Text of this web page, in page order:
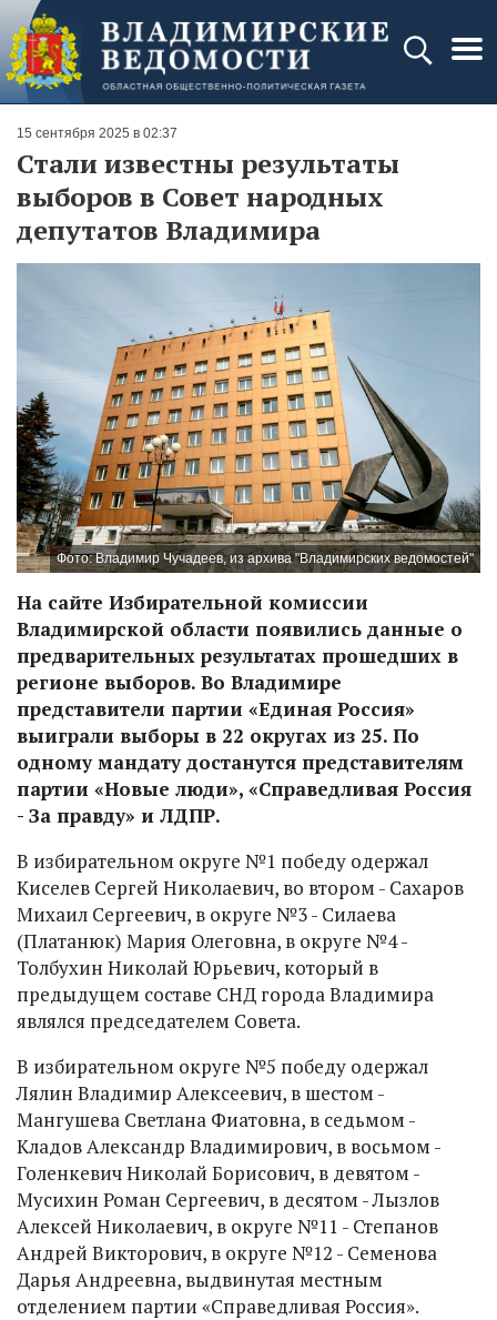
15 сентября 2025 в 02:37
Стали известны результаты
выборов в Совет народных
депутатов Владимира
Фото: Владимир Чучадеев, из архива "Владимирских ведомостей"
На сайте Избирательной комиссии
Владимирской области появились данные о
предварительных результатах прошедших в
регионе выборов. Во Владимире
представители партии «Единая Россия»
выиграли выборы в 22 округах из 25. По
одному мандату достанутся представителям
партии «Новые люди», «Справедливая Россия
- За правду» и ЛДПР.
В избирательном округе №1 победу одержал
Киселев Сергей Николаевич, во втором - Сахаров
Михаил Сергеевич, в округе №3 - Силаева
(Платанюк) Мария Олеговна, в округе №4 -
Толбухин Николай Юрьевич, который в
предыдущем составе СНД города Владимира
являлся председателем Совета.
В избирательном округе №5 победу одержал
Лялин Владимир Алексеевич, в шестом -
Мангушева Светлана Фиатовна, в седьмом -
Кладов Александр Владимирович, в восьмом -
Голенкевич Николай Борисович, в девятом -
Мусихин Роман Сергеевич, в десятом - Лызлов
Алексей Николаевич, в округе №11 - Степанов
Андрей Викторович, в округе №12 - Семенова
Дарья Андреевна, выдвинутая местным
отделением партии «Справедливая Россия».